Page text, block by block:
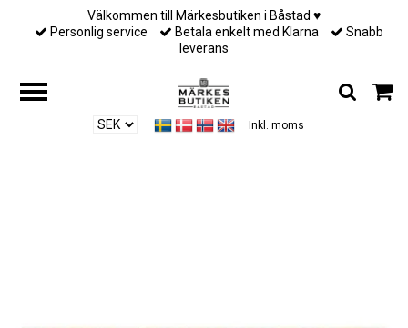
Välkommen till Märkesbutiken i Båstad ♥︎
Personlig service
Betala enkelt med Klarna
Snabb
leverans
Inkl. moms